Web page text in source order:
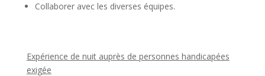
Collaborer avec les diverses équipes.
Expérience de nuit auprès de personnes handicapées
exigée